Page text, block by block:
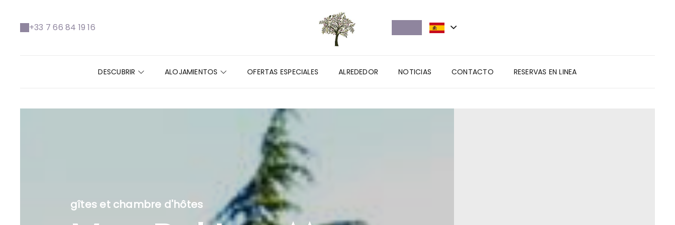
+33 7 66 84 19 16
DESCUBRIR ALOJAMIENTOS OFERTAS ESPECIALES ALREDEDOR NOTICIAS CONTACTO RESERVAS EN LINEA
gîtes et chambre d'hôtes